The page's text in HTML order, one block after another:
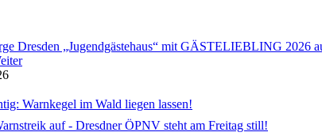
Dresden „Jugendgästehaus“ mit GÄSTELIEBLING 2026
Warnkegel im Wald liegen lassen!
auf - Dresdner ÖPNV steht am Freitag still!